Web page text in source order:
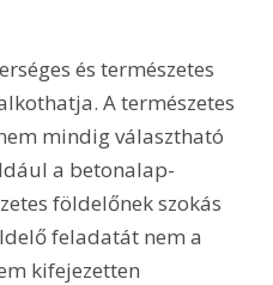
A természetes
mindig választható
a betonalap-
földelőnek szokás
feladatát nem a
kifejezetten